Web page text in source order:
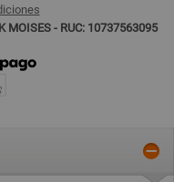
MOISES - RUC: 10737563095